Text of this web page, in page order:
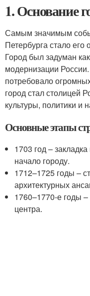
1. Основание
Самым значимым
Петербурга стало
Город был задуман
модернизации
потребовало
город стал столицей
культуры, политики и
Основные этапы
1703 год –
начало городу.
1712–1725 годы –
архитектурных
1760–1770-е годы –
центра.